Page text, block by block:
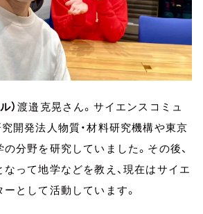
）渡邉克晃さん。サイエンスコミュ
開発法人物質・材料研究機構や東京
分野を研究していました。その後、
って地学などを教え、現在はサイエ
として活動しています。